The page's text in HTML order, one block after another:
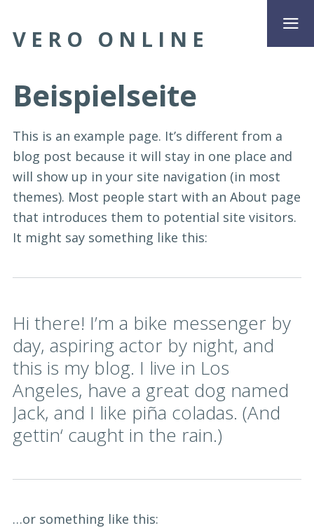
VERO ONLINE
Beispielseite
This is an example page. It’s different from a
blog post because it will stay in one place and
will show up in your site navigation (in most
themes). Most people start with an About page
that introduces them to potential site visitors.
It might say something like this:
Hi there! I’m a bike messenger by
day, aspiring actor by night, and
this is my blog. I live in Los
Angeles, have a great dog named
Jack, and I like piña coladas. (And
gettin‘ caught in the rain.)
…or something like this: